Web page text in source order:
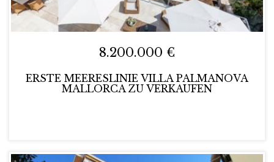
8.200.000 €
ERSTE MEERESLINIE VILLA PALMANOVA
MALLORCA ZU VERKAUFEN